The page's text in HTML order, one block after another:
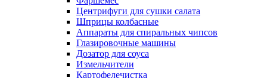
Центрифуги для сушки салата
Шприцы колбасные
Аппараты для спиральных чипсов
Глазировочные машины
Дозатор для соуса
Измельчители
Картофелечистка